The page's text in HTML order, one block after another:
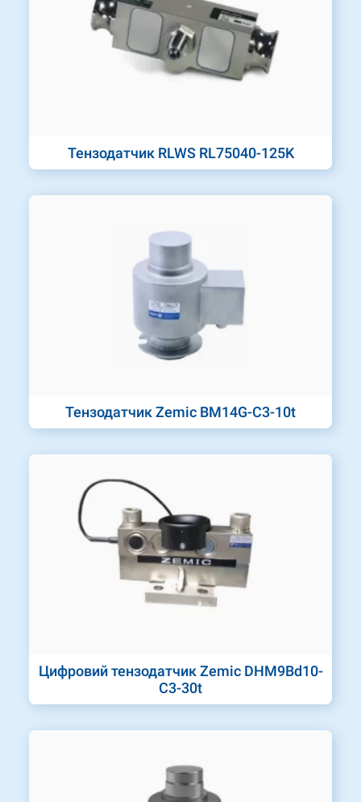
Тензодатчик RLWS RL75040-125K
Тензодатчик Zemic BM14G-C3-10t
Цифровий тензодатчик Zemic DHM9Bd10-
C3-30t